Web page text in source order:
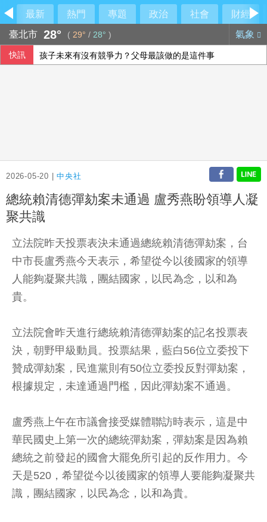
最新 熱門 專題 政治 社會
財經
臺北市 28° ( 29° / 28° ) 氣象
快訊 孩子未來有沒有競爭力？父母最該做的是這件事
2026-05-20 |中央社
總統賴清德彈劾案未通過 盧秀燕盼領導人凝
聚共識
立法院昨天投票表決未通過總統賴清德彈劾案，台
中市長盧秀燕今天表示，希望從今以後國家的領導
人能夠凝聚共識，團結國家，以民為念，以和為
貴。
立法院會昨天進行總統賴清德彈劾案的記名投票表
決，朝野甲級動員。投票結果，藍白56位立委投下
贊成彈劾案，民進黨則有50位立委投反對彈劾案，
根據規定，未達通過門檻，因此彈劾案不通過。
盧秀燕上午在市議會接受媒體聯訪時表示，這是中
華民國史上第一次的總統彈劾案，彈劾案是因為賴
總統之前發起的國會大罷免所引起的反作用力。今
天是520，希望從今以後國家的領導人要能夠凝聚共
識，團結國家，以民為念，以和為貴。